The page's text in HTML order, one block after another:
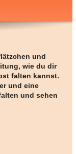
und
wie du dir
falten kannst.
und eine
und sehen